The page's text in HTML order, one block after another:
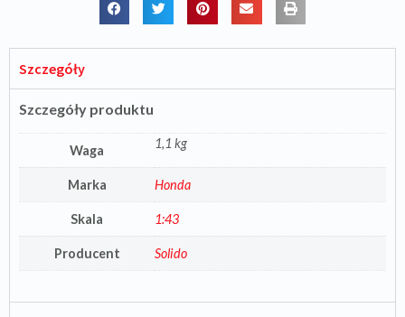
Szczegóły
Szczegóły produktu
Waga 1,1 kg
Marka Honda
Skala 1:43
Producent Solido